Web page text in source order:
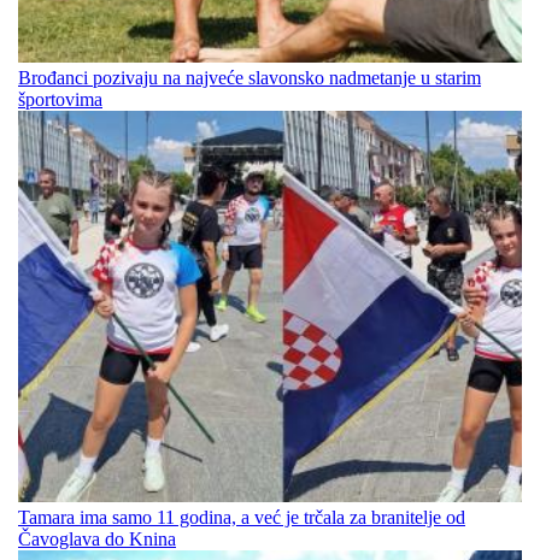
Brođanci pozivaju na najveće slavonsko nadmetanje u starim
športovima
Tamara ima samo 11 godina, a već je trčala za branitelje od
Čavoglava do Knina